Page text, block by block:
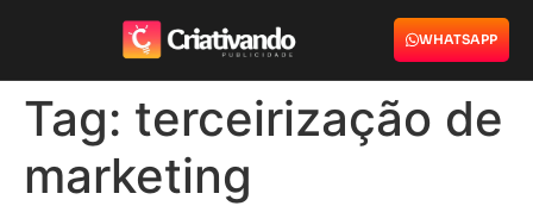
WHATSAPP
Tag: terceirização de
marketing